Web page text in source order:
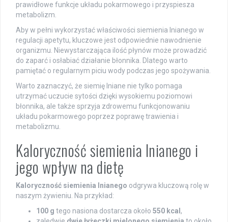
prawidłowe funkcje układu pokarmowego i przyspiesza
metabolizm.
Aby w pełni wykorzystać właściwości siemienia lnianego w
regulacji apetytu, kluczowe jest odpowiednie nawodnienie
organizmu. Niewystarczająca ilość płynów może prowadzić
do zaparć i osłabiać działanie błonnika. Dlatego warto
pamiętać o regularnym piciu wody podczas jego spożywania.
Warto zaznaczyć, że siemię lniane nie tylko pomaga
utrzymać uczucie sytości dzięki wysokiemu poziomowi
błonnika, ale także sprzyja zdrowemu funkcjonowaniu
układu pokarmowego poprzez poprawę trawienia i
metabolizmu.
Kaloryczność siemienia lnianego i
jego wpływ na dietę
Kaloryczność siemienia lnianego odgrywa kluczową rolę w
naszym żywieniu. Na przykład:
100 g tego nasiona dostarcza około 550 kcal ,